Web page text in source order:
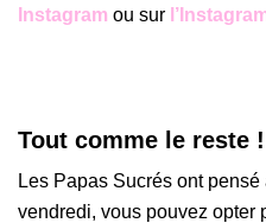
Instagram ou sur
Tout comme le reste !
Les Papas Sucrés ont
vendredi, vous pouvez opter